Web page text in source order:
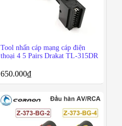
Tool nhấn cáp mạng cáp điện
thoại 4 5 Pairs Drakat TL-315DR
650.000₫